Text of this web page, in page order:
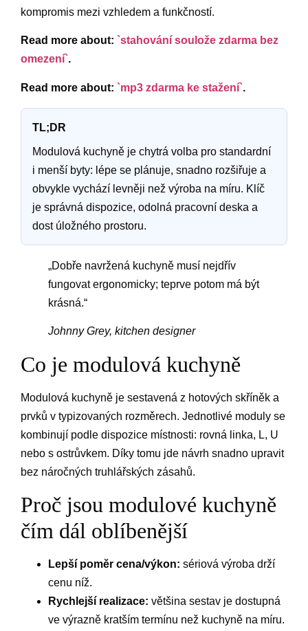
kompromis mezi vzhledem a funkčností.
Read more about: `stahování soulože zdarma bez
omezení`.
Read more about: `mp3 zdarma ke stažení`.
TL;DR
Modulová kuchyně je chytrá volba pro standardní
i menší byty: lépe se plánuje, snadno rozšiřuje a
obvykle vychází levněji než výroba na míru. Klíč
je správná dispozice, odolná pracovní deska a
dost úložného prostoru.
„Dobře navržená kuchyně musí nejdřív
fungovat ergonomicky; teprve potom má být
krásná.“
Johnny Grey, kitchen designer
Co je modulová kuchyně
Modulová kuchyně je sestavená z hotových skříněk a
prvků v typizovaných rozměrech. Jednotlivé moduly se
kombinují podle dispozice místnosti: rovná linka, L, U
nebo s ostrůvkem. Díky tomu jde návrh snadno upravit
bez náročných truhlářských zásahů.
Proč jsou modulové kuchyně
čím dál oblíbenější
Lepší poměr cena/výkon: sériová výroba drží
cenu níž.
Rychlejší realizace: většina sestav je dostupná
ve výrazně kratším termínu než kuchyně na míru.